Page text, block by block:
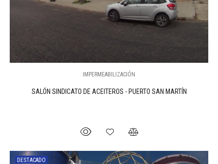
IMPERMEABILIZACIÓN
SALÓN SINDICATO DE ACEITEROS - PUERTO SAN MARTÍN
DESTACADO